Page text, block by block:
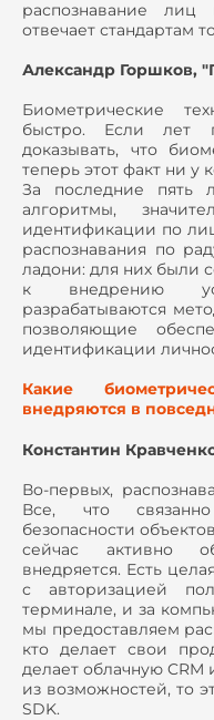
распознавание
отвечает стандартам
Александр Горшков,
Биометрические
быстро. Если лет
доказывать, что
теперь этот факт ни у
За последние пять
алгоритмы,
идентификации по
распознавания по
ладони: для них были
к внедрению
разрабатываются
позволяющие
идентификации
Какие
внедряются в
Константин
Во-первых,
Все, что
безопасности
сейчас активно
внедряется. Есть
с авторизацией
терминале, и за
мы предоставляем
кто делает свои
делает облачную CRM
из возможностей, то
SDK.